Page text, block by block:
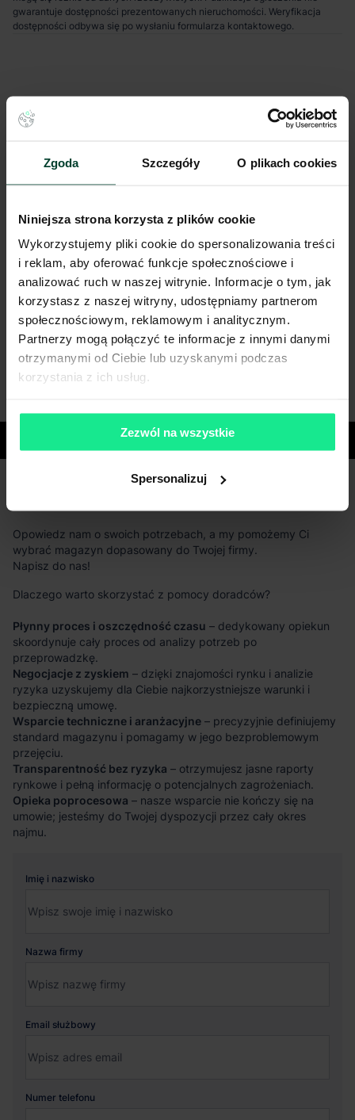
Zgoda Szczegóły O plikach cookies
Niniejsza strona korzysta z plików cookie
Wykorzystujemy pliki cookie do spersonalizowania treści
i reklam, aby oferować funkcje społecznościowe i
analizować ruch w naszej witrynie. Informacje o tym, jak
korzystasz z naszej witryny, udostępniamy partnerom
społecznościowym, reklamowym i analitycznym.
Partnerzy mogą połączyć te informacje z innymi danymi
otrzymanymi od Ciebie lub uzyskanymi podczas
korzystania z ich usług.
Zezwól na wszystkie
Spersonalizuj
gwarantuje dostępności prezentowanych nieruchomości. Weryfikacja
dostępności odbywa się po wysłaniu formularza kontaktowego.
Opowiedz nam o swoich potrzebach, a my pomożemy Ci
wybrać magazyn dopasowany do Twojej firmy.
Napisz do nas!
Dlaczego warto skorzystać z pomocy doradców?
Płynny proces i oszczędność czasu – dedykowany opiekun
skoordynuje cały proces od analizy potrzeb po
przeprowadzkę.
Negocjacje z zyskiem – dzięki znajomości rynku i analizie
ryzyka uzyskujemy dla Ciebie najkorzystniejsze warunki i
bezpieczną umowę.
Wsparcie techniczne i aranżacyjne – precyzyjnie definiujemy
standard magazynu i pomagamy w jego bezproblemowym
przejęciu.
Transparentność bez ryzyka – otrzymujesz jasne raporty
rynkowe i pełną informację o potencjalnych zagrożeniach.
Opieka poprocesowa – nasze wsparcie nie kończy się na
umowie; jesteśmy do Twojej dyspozycji przez cały okres
najmu.
Imię i nazwisko
Nazwa firmy
Email służbowy
Numer telefonu